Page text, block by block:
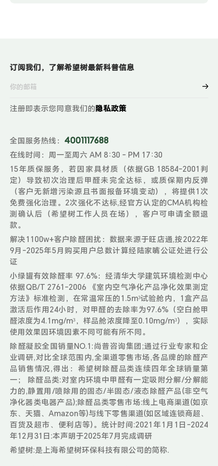
订阅我们，了解希望树最新科普信息
注册即表示您同意我们的隐私政策
全国服务热线： 4001117688
在线时间：周一至周六 AM 8:30 - PM 17:30
15年质保服务，若因家具材质（依据GB 18584-2001判
定）导致初次治理后甲醛未完全达标，或质保期内反弹
（客户无新增污染源且书面报备环境变动），将提供1次
免费强化治理。2次强化不达标,经官方认定的CMA机构检
测确认后（希望树工作人员在场），客户可申请全额退
款。
解决1100w+客户除醛困扰：数据来源于旺店通,按2022年
9月-2025年5月购买用户总数计算经陆家嘴公证处进行公
证
小绿罐有效除醛率 97.6%：经清华大学建筑环境检测中心
依据QB/T 2761-2006 《室内空气净化产品净化效果测定
方法》标准检测，在常温常压的1.5m³试验舱内，1盒产品
激活后作用24小时，对甲醛的去除率为97.6%（空白舱甲
醛浓度为4.1mg/m³，样品舱浓度降至0.10mg/m³），实际
使用效果因环境因素不同可能有所不同。
除醛凝胶全国销量NO.1:尚普咨询集团;通过行业专家和企
业调研,对比全球范围内,全渠道零售市场,各品牌的除醛产
品销售情况,得出：希望树除醛品类连续四年全球销量第
一； 除醛品类:对室内环境中甲醛有一定吸附分解/分解能
力的,静置用/喷除用的固态/半固态/液态除醛产品(非空气
净化器类电器产品);除醛品类零售市场:线上电商渠道(如京
东、天猫、Amazon等)与线下零售渠道(如区域连锁商超、
百货及超市、便利店等)。统计时间:2021年1月1日-2024
年12月31日:本声明于2025年7月完成调研
希望树:是上海希望树环保科技有限公司的简称.